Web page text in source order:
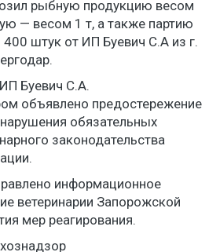
рыбную продукцию весом
— весом 1 т, а также партию
400 штук от ИП Буевич С.А из г.
Буевич С.А.
объявлено предостережение
обязательных
законодательства
информационное
ветеринарии Запорожской
мер реагирования.